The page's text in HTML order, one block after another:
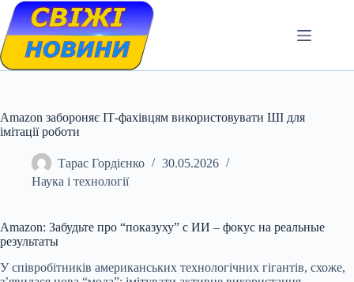
Skip
content
Amazon забороняє ІТ-фахівцям використовувати ШІ для
імітації роботи
Тарас Гордієнко
30.05.2026
Наука і технології
Amazon: Забудьте про “показуху” с ИИ – фокус на реальные
результаты
У співробітників американських технологічних гігантів, схоже,